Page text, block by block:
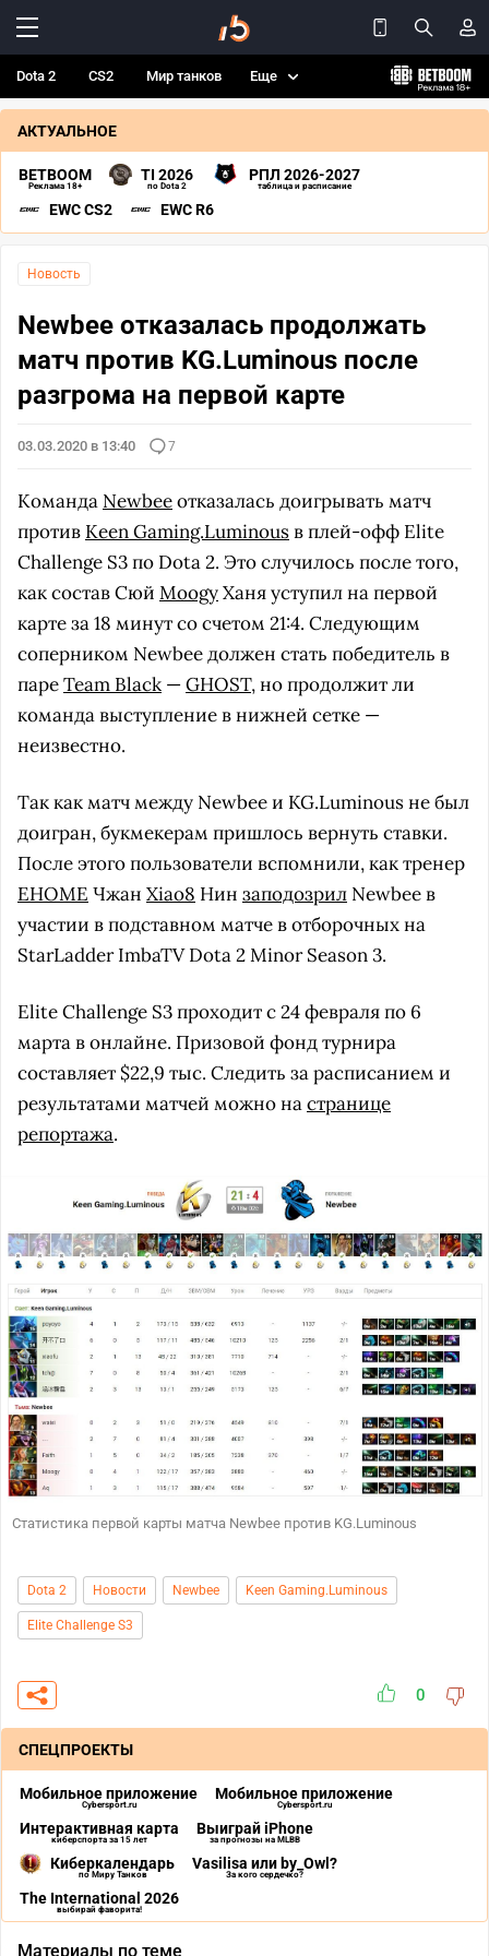
Dota 2 CS2 Мир танков Еще
АКТУАЛЬНОЕ
BETBOOM
Реклама 18+
TI 2026
по Dota 2
РПЛ 2026-2027
таблица и расписание
EWC CS2 EWC R6
Новость
Newbee отказалась продолжать
матч против KG.Luminous после
разгрома на первой карте
03.03.2020 в 13:40 7
Команда Newbeeотказалась доигрывать матч
против Keen Gaming.Luminousв плей-офф Elite
Challenge S3 по Dota 2. Это случилось после того,
как состав Сюй MoogyХаня уступил на первой
карте за 18 минут со счетом 21:4. Следующим
соперником Newbee должен стать победитель в
пареTeam Black —GHOST, но продолжит ли
команда выступление в нижней сетке —
неизвестно.
Так как матч между Newbee и KG.Luminous не был
доигран, букмекерам пришлось вернуть ставки.
После этого пользователи вспомнили, как тренер
EHOME Чжан Xiao8 Нин заподозрил Newbee в
участии в подставном матче в отборочных на
StarLadder ImbaTV Dota 2 Minor Season 3.
Elite Challenge S3 проходит с 24 февраля по 6
марта в онлайне. Призовой фонд турнира
составляет $22,9 тыс. Следить за расписанием и
результатами матчей можно настранице
репортажа.
Статистика первой карты матча Newbee против KG.Luminous
Dota 2 Новости Newbee Keen Gaming.Luminous
Elite Challenge S3
0
СПЕЦПРОЕКТЫ
Мобильное приложение
Cybersport.ru
Мобильное приложение
Cybersport.ru
Интерактивная карта
киберспорта за 15 лет
Выиграй iPhone
за прогнозы на MLBB
Киберкалендарь
по Миру Танков
Vasilisa или by_Owl?
За кого сердечко?
The International 2026
выбирай фаворита!
Материалы по теме